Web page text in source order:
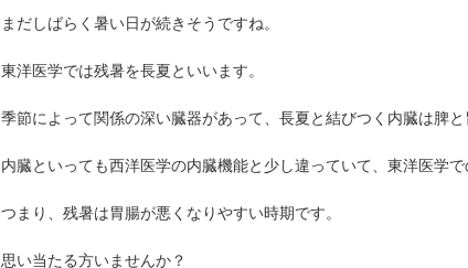
まだしばらく暑い日が続きそうですね。
東洋医学では残暑を長夏といいます。
季節によって関係の深い臓器があって、長夏と結びつく内臓は脾
内臓といっても西洋医学の内臓機能と少し違っていて、東洋医学
つまり、残暑は胃腸が悪くなりやすい時期です。
思い当たる方いませんか？